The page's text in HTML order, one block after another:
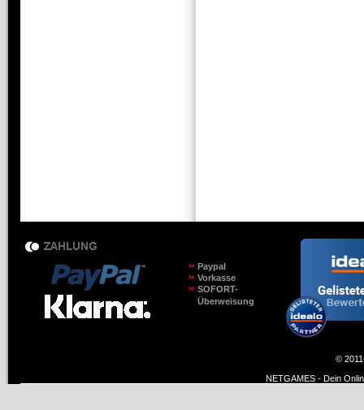
Paypal
Vorkasse
SOFORT-
Überweisung
©
NETGAMES - Dein